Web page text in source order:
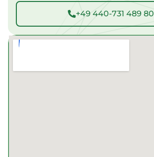
+49 440-731 489 80